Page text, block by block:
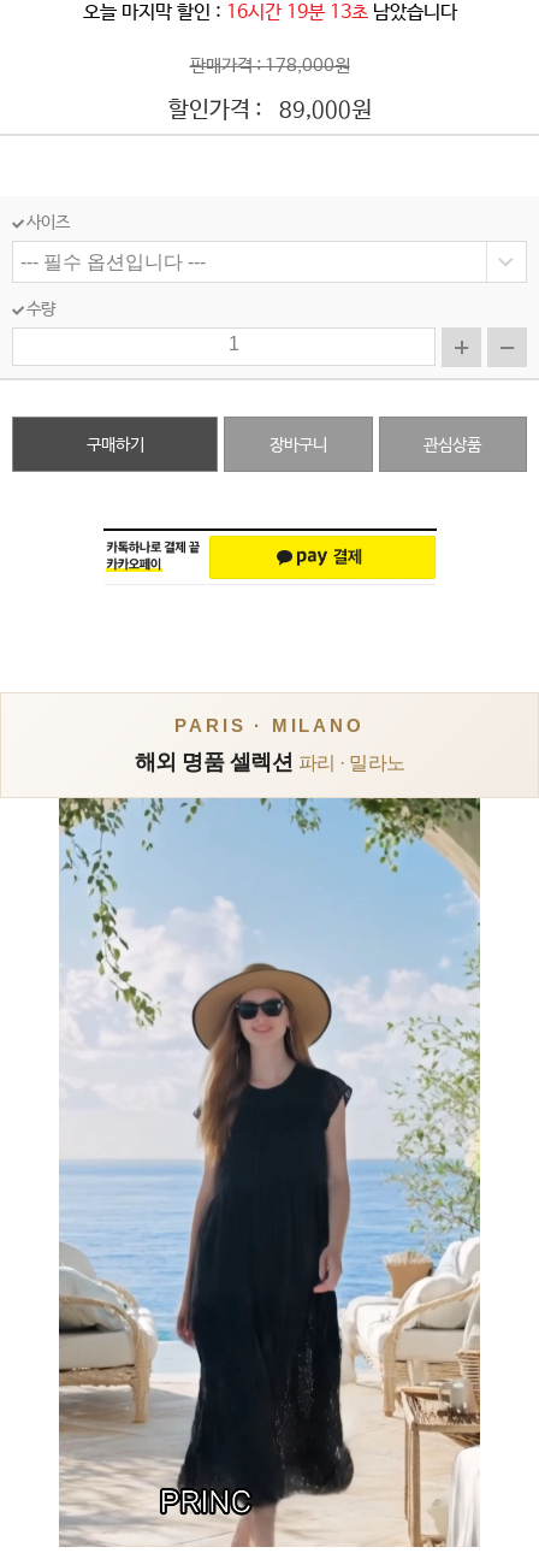
오늘 마지막 할인 : 16시간 19분 11초 남았습니다
판매가격 : 178,000원
할인가격 : 89,000원
사이즈
수량
구매하기 장바구니 관심상품
PARIS · MILANO
해외 명품 셀렉션 파리 · 밀라노